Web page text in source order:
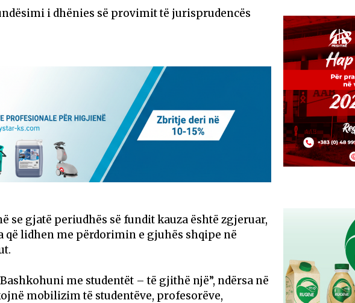
i dhënies së provimit të jurisprudencës
se gjatë periudhës së fundit kauza është zgjeruar,
që lidhen me përdorimin e gjuhës shqipe në
me studentët – të gjithë një”, ndërsa në
mobilizim të studentëve, profesorëve,